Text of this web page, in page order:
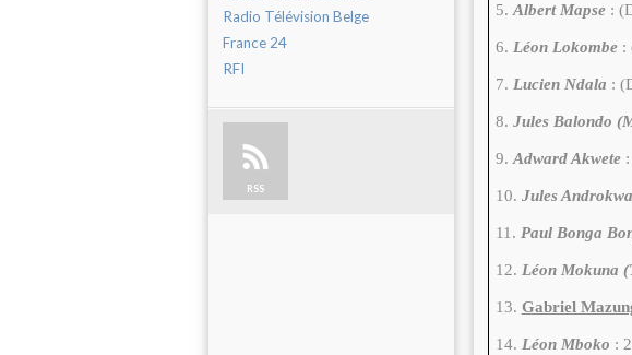
Radio Télévision Belge
France 24
RFI
RSS
5.Albert Mapse:
6. Léon Lokombe:
7. Lucien Ndala :
8. Jules Balondo
9.Adward Akwete:
10. Jules
11. Paul Bonga
12. Léon Mokuna
13. Gabriel
14. Léon Mboko :